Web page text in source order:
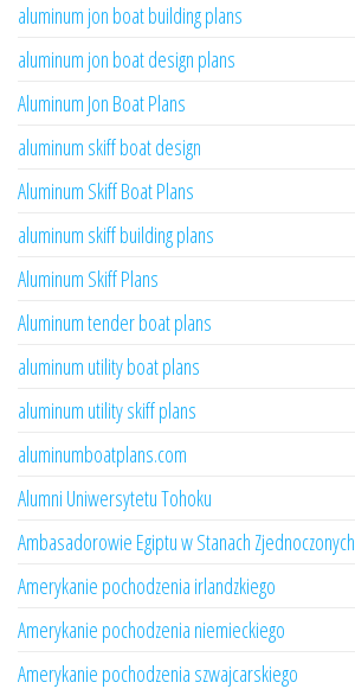
aluminum jon boat building plans
aluminum jon boat design plans
Aluminum Jon Boat Plans
aluminum skiff boat design
Aluminum Skiff Boat Plans
aluminum skiff building plans
Aluminum Skiff Plans
Aluminum tender boat plans
aluminum utility boat plans
aluminum utility skiff plans
aluminumboatplans.com
Alumni Uniwersytetu Tohoku
Ambasadorowie Egiptu w Stanach Zjednoczonych
Amerykanie pochodzenia irlandzkiego
Amerykanie pochodzenia niemieckiego
Amerykanie pochodzenia szwajcarskiego